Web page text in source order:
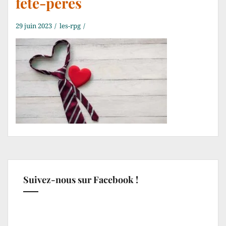
29 juin 2023 les-rpg
Suivez-nous sur Facebook !